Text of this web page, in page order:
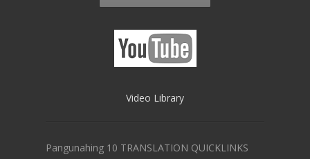
Video Library
Pangunahing 10 TRANSLATION QUICKLINKS